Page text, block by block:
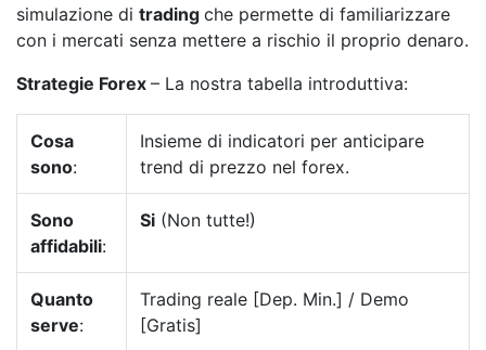
simulazione di trading che permette di familiarizzare
con i mercati senza mettere a rischio il proprio denaro.
Strategie Forex – La nostra tabella introduttiva:
Cosa
sono:
Insieme di indicatori per anticipare
trend di prezzo nel forex.
Sono
affidabili:
Si (Non tutte!)
Quanto
serve:
Trading reale [Dep. Min.] / Demo
[Gratis]